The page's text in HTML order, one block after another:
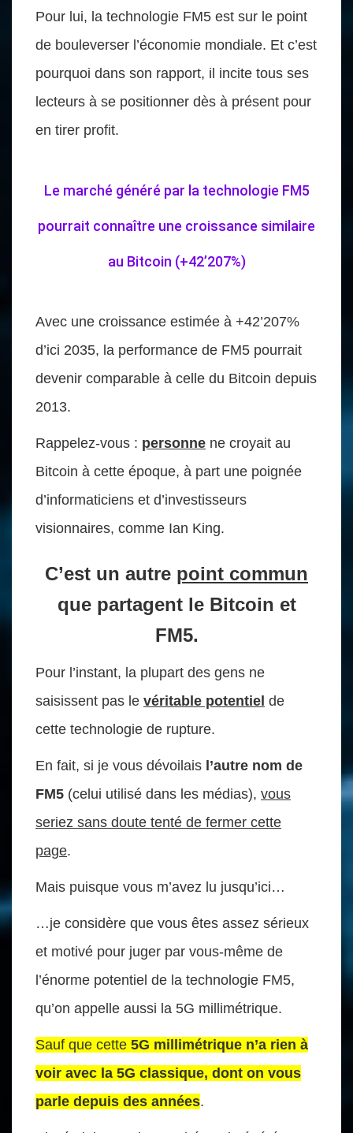
Pour lui, la technologie FM5 est sur le point
de bouleverser l’économie mondiale. Et c’est
pourquoi dans son rapport, il incite tous ses
lecteurs à se positionner dès à présent pour
en tirer profit.
Le marché généré par la technologie FM5
pourrait connaître une croissance similaire
au Bitcoin (+42’207%)
Avec une croissance estimée à +42’207%
d’ici 2035, la performance de FM5 pourrait
devenir comparable à celle du Bitcoin depuis
2013.
Rappelez-vous : personne ne croyait au
Bitcoin à cette époque, à part une poignée
d’informaticiens et d’investisseurs
visionnaires, comme Ian King.
C’est un autre point commun
que partagent le Bitcoin et
FM5.
Pour l’instant, la plupart des gens ne
saisissent pas le véritable potentiel de
cette technologie de rupture.
En fait, si je vous dévoilais l’autre nom de
FM5 (celui utilisé dans les médias), vous
seriez sans doute tenté de fermer cette
page.
Mais puisque vous m’avez lu jusqu’ici…
…je considère que vous êtes assez sérieux
et motivé pour juger par vous-même de
l’énorme potentiel de la technologie FM5,
qu’on appelle aussi la 5G millimétrique.
Sauf que cette 5G millimétrique n’a rien à
voir avec la 5G classique, dont on vous
parle depuis des années.